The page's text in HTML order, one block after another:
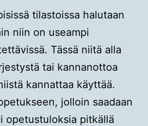
tilastoissa halutaan
niin on useampi
Tässä niitä alla
tai kannanottoa
kannattaa käyttää.
jolloin saadaan
opetustuloksia pitkällä